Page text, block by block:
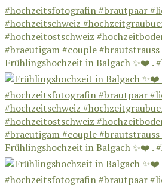
Frühlingshochzeit in Balgach ✨❤️ .
Frühlingshochzeit in Balgach ✨❤️ .